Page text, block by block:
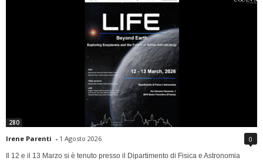
280
Irene Parenti - 1 Agosto 2026 0
Il 12 e il 13 Marzo si è tenuto presso il Dipartimento di Fisica e Astronomia